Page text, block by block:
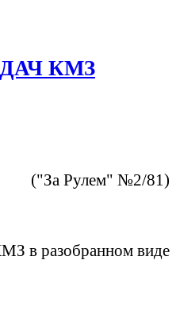
КМЗ
("За Рулем" №2/81)
в разобранном виде